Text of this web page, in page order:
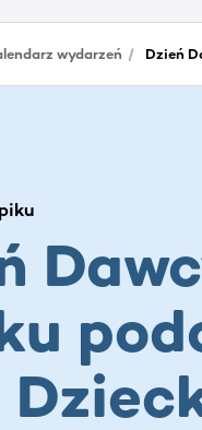
wydarzeń Dzień